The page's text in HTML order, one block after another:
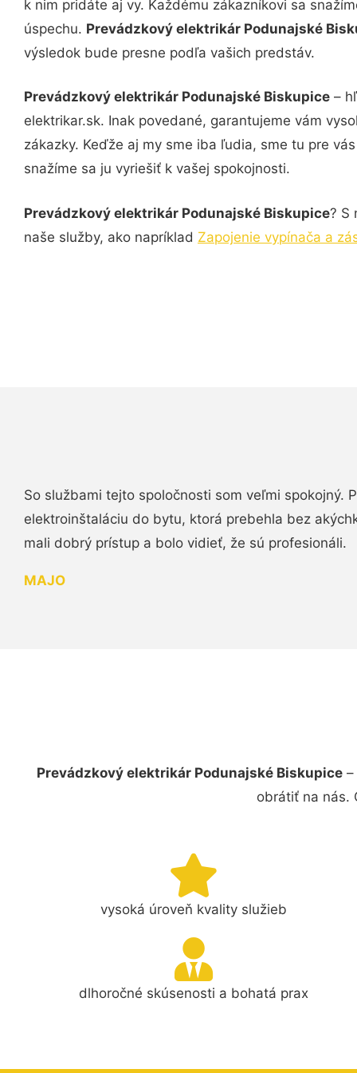
k nim pridáte aj vy. Každému zákazníkovi sa
úspechu. Prevádzkový elektrikár Podunajské
výsledok bude presne podľa vašich predstáv.
Prevádzkový elektrikár Podunajské Biskupice –
elektrikar.sk. Inak povedané, garantujeme vám
zákazky. Keďže aj my sme iba ľudia, sme tu pre
snažíme sa ju vyriešiť k vašej spokojnosti.
Prevádzkový elektrikár Podunajské Biskupice? S
naše služby, ako napríklad Zapojenie vypínača a
So službami tejto spoločnosti som veľmi spokojný.
elektroinštaláciu do bytu, ktorá prebehla bez
mali dobrý prístup a bolo vidieť, že sú profesionáli.
MAJO
Prevádzkový elektrikár Podunajské Biskupice
obrátiť na nás.
vysoká úroveň kvality služieb
dlhoročné skúsenosti a bohatá prax